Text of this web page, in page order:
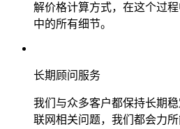
解价格计算方式，在这个过
中的所有细节。
长期顾问服务
我们与众多客户都保持长期
联网相关问题，我们都会力